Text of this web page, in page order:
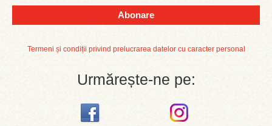
Abonare
Termeni și condiții privind prelucrarea datelor cu caracter personal
Urmărește-ne pe: